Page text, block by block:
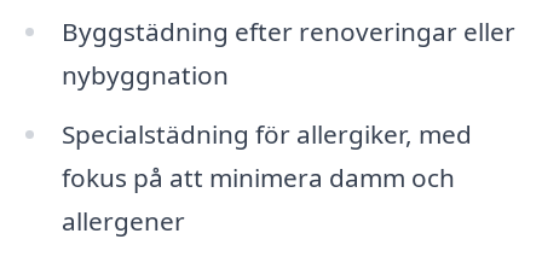
Byggstädning efter renoveringar eller
nybyggnation
Specialstädning för allergiker, med
fokus på att minimera damm och
allergener